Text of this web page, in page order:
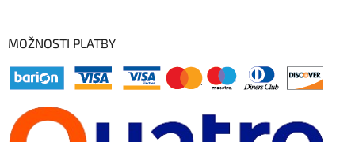
MOŽNOSTI PLATBY